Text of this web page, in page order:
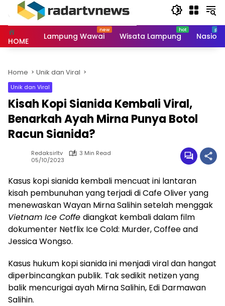
HOME Lampung Wawai Wisata Lampung
Home Unik dan Viral
Unik dan Viral
Kisah Kopi Sianida Kembali Viral,
Benarkah Ayah Mirna Punya Botol
Racun Sianida?
Redaksirltv
3 Min Read
05/10/2023
Kasus kopi sianida kembali mencuat ini lantaran
kisah pembunuhan yang terjadi di Cafe Oliver yang
menewaskan Wayan Mirna Salihin setelah menggak
Vietnam Ice Coffe diangkat kembali dalam film
dokumenter Netflix Ice Cold: Murder, Coffee and
Jessica Wongso.
Kasus hukum kopi sianida ini menjadi viral dan hangat
diperbincangkan publik. Tak sedikit netizen yang
balik mencurigai ayah Mirna Salihin, Edi Darmawan
Salihin.